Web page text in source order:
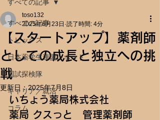
すべての記事
トピックス
日本薬学生連盟レポート
国試探検隊
キャリア／就活
コラム
すべての記事
【スタートアップ】薬剤師
としての成長と独立への挑
戦
toso132
2025年6月23日 読了時間: 4分
更新日：2025年7月8日
いちょう薬局株式会社
薬局 クスっと　管理薬剤師